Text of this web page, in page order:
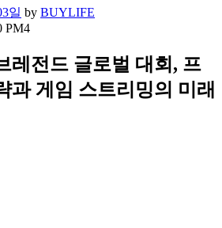
일 by BUYLIFE
레전드 글로벌 대회, 프
과 게임 스트리밍의 미래